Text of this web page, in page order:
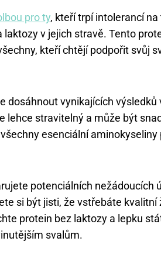
pro ty, kteří trpí intolerancí
v jejich stravě. Tento
kteří chtějí podpořit svůj
dosáhnout vynikajících
lehce stravitelný a může být
esenciální aminokyseliny
potenciálních nežádoucích
si být jisti, že vstřebáte kvalitní
protein bez laktozy a lepku
svalům.